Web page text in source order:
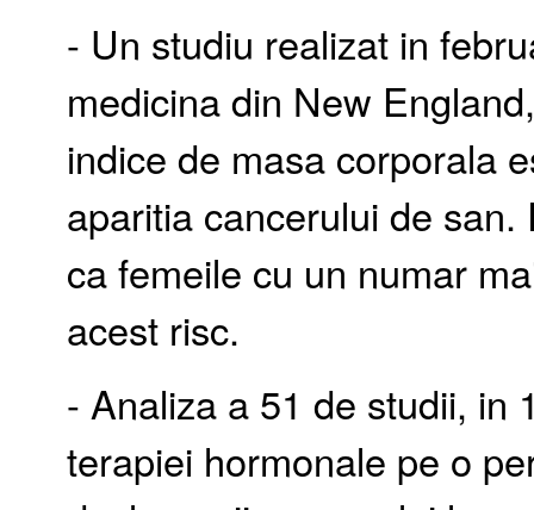
- Un studiu realizat in
medicina din New
indice de masa corporala
aparitia cancerului de
ca femeile cu un numar
acest risc.
- Analiza a 51 de studii, in
terapiei hormonale pe o